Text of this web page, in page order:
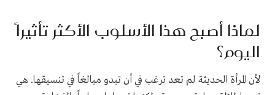
لماذا أصبح هذا الأسلوب الأكثر تأثيراً
اليوم؟
لأن المرأة الحديثة لم تعد ترغب في أن تبدو مبالغاً في تنسيقها. هي